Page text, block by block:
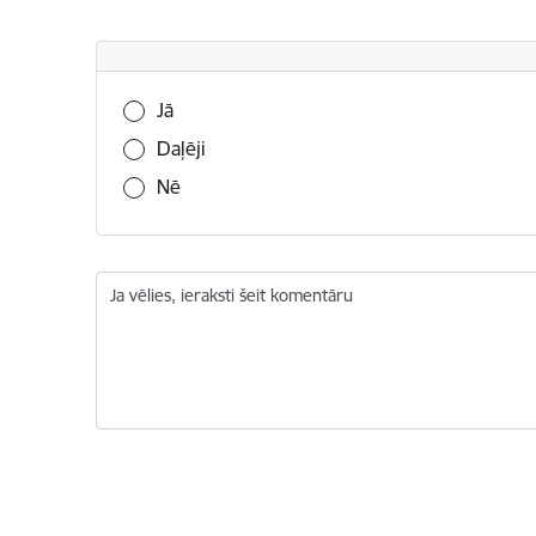
Vai šī informācija bija noderīga?
Jā
Daļēji
Nē
Ja vēlies, ieraksti šeit komentāru